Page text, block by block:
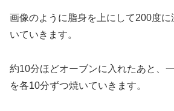
画像のように脂身を上にして200度
いていきます。
約10分ほどオーブンに入れたあと、
を各10分ずつ焼いていきます。